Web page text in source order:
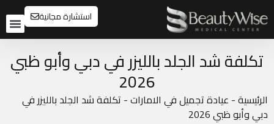
استشارة مجانية
تكلفة شد الجلد بالليزر في دبي وأبو ظبي
2026
الرئيسية- عيادة تجميل في الامارات- تكلفة شد الجلد بالليزر في
دبي وأبو ظبي 2026